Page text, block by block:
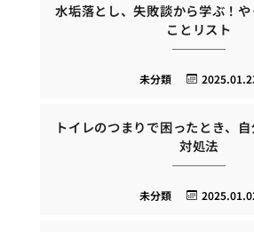
水垢落とし、失敗談から学ぶ！
ことリスト
未分類
トイレのつまりで困ったとき、
対処法
未分類